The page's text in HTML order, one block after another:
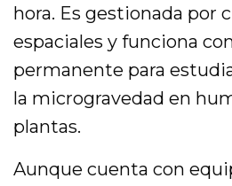
hora. Es gestionada por
espaciales y funciona
permanente para
la microgravedad en
plantas.
Aunque cuenta con